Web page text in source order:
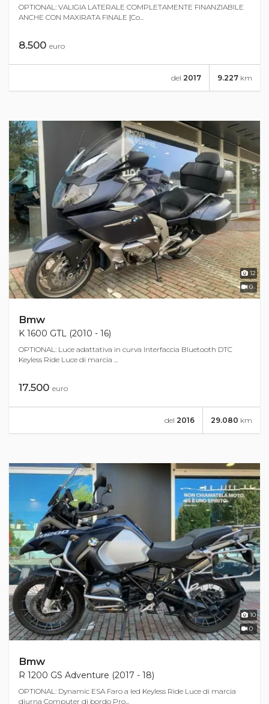
OPTIONAL: VALIGIA LATERALE COMPLETAMENTE FINANZIABILE
ANCHE CON MAXIRATA FINALE [Co...
8.500 euro
9.227 km
del 2017
12
0
Bmw
K 1600 GTL (2010 - 16)
OPTIONAL: Luce adattativa in curva Interfaccia Bluetooth DTC
Keyless Ride Luce di marcia ...
17.500 euro
29.080 km
del 2016
10
0
Bmw
R 1200 GS Adventure (2017 - 18)
OPTIONAL: Dynamic ESA Faro a led Keyless Ride Luce di marcia
diurna Computer di bordo Pro...